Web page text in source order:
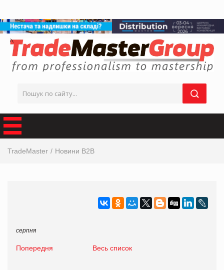
TradeMaster Новини B2B
серпня
Попередня Весь список